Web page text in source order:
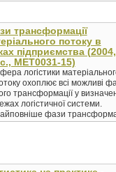
трансформації
потоку в
підприємства (2004,
MET0031-15)
логістики
охоплює всі можливі
трансформації у
логістичної системи.
фази